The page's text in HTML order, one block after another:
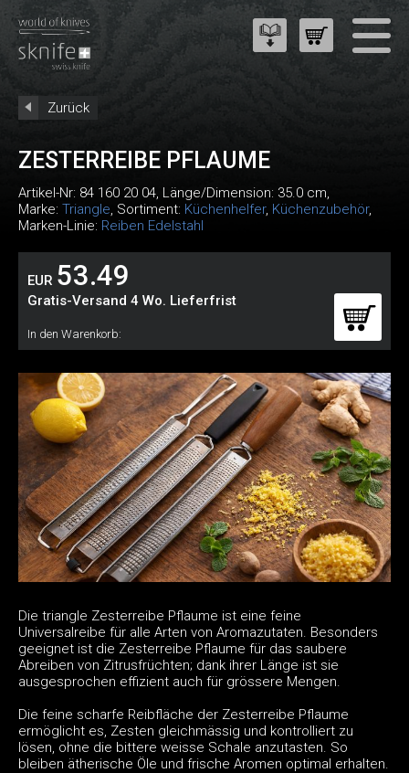
Zurück
ZESTERREIBE PFLAUME
Artikel-Nr: 84 160 20 04, Länge/Dimension: 35.0 cm,
Marke: Triangle, Sortiment: Küchenhelfer, Küchenzubehör,
Marken-Linie: Reiben Edelstahl
EUR 53.49
Gratis-Versand 4 Wo. Lieferfrist
In den Warenkorb:
Die triangle Zesterreibe Pflaume ist eine feine
Universalreibe für alle Arten von Aromazutaten. Besonders
geeignet ist die Zesterreibe Pflaume für das saubere
Abreiben von Zitrusfrüchten; dank ihrer Länge ist sie
ausgesprochen effizient auch für grössere Mengen.
Die feine scharfe Reibfläche der Zesterreibe Pflaume
ermöglicht es, Zesten gleichmässig und kontrolliert zu
lösen, ohne die bittere weisse Schale anzutasten. So
bleiben ätherische Öle und frische Aromen optimal erhalten.